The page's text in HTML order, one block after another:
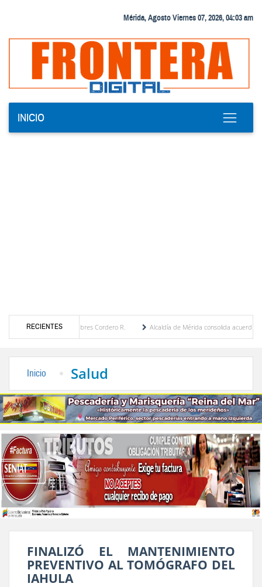
Mérida, Agosto Viernes 07, 2026, 04:03 am
INICIO
RECIENTES
María Eugenia Febres Cordero R.
Alcaldía de Mérida consolida acuerdos con
Inicio Salud
FINALIZÓ EL MANTENIMIENTO
PREVENTIVO AL TOMÓGRAFO DEL
IAHULA